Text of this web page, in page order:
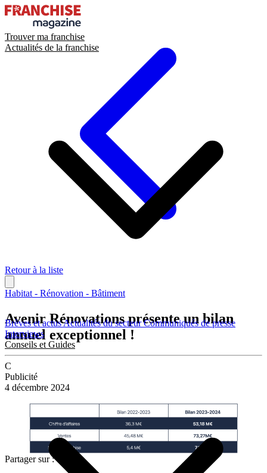
Trouver ma franchise
Actualités de la franchise
Brèves et actusActualités du secteurCommuniqués de presse
Interviews
Conseils et Guides
Retour à la liste
Habitat - Rénovation - Bâtiment
Avenir Rénovations présente un bilan
annuel exceptionnel !
C
Publicité
4 décembre 2024
Partager sur :